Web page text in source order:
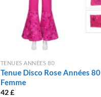
TENUES ANNÉES 80
Tenue Disco Rose Années 80
Femme
42£